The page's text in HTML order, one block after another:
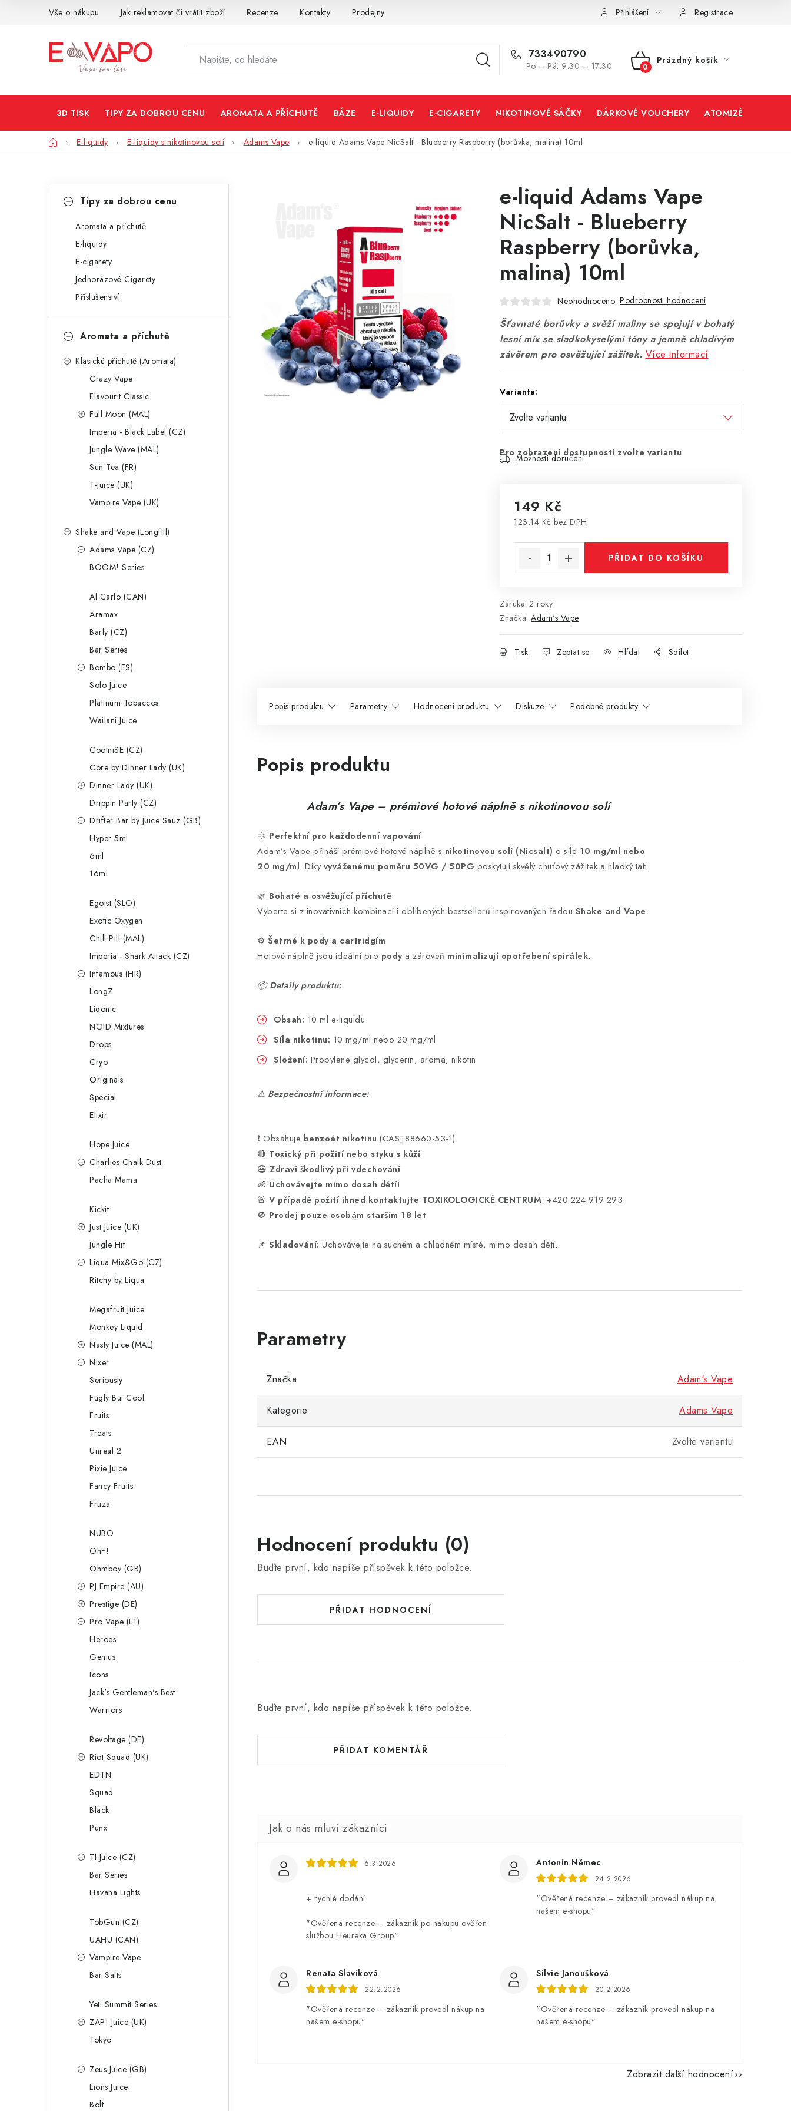
Vše o nákupu Jak reklamovat či vrátit zboží Recenze Kontakty Prodejny Přihlášení Registrace
733490790
Po – Pá: 9:30 – 17:30
NÁKUPNÍ
Prázdný košík
3D TISK TIPY ZA DOBROU CENU AROMATA A PŘÍCHUTĚ BÁZE E-LIQUIDY E-CIGARETY NIKOTINOVÉ SÁČKY DÁRKOVÉ VOUCHERY ATOMIZÉRY A
DomůE-liquidy E-liquidy s nikotinovou solí Adams Vape e-liquid Adams Vape NicSalt - Blueberry Raspberry (borůvka, malina) 10ml
n
kategorieTipy za dobrou cenu
Aromata a příchutě
E-liquidy
E-cigarety
Jednorázové Cigarety
Příslušenství
Aromata a příchutě
Klasické příchutě (Aromata)
Crazy Vape
Flavourit Classic
Full Moon (MAL)
Imperia - Black Label (CZ)
Jungle Wave (MAL)
Sun Tea (FR)
T-juice (UK)
Vampire Vape (UK)
Shake and Vape (Longfill)
Adams Vape (CZ)
BOOM! Series
Al Carlo (CAN)
Aramax
Barly (CZ)
Bar Series
Bombo (ES)
Solo Juice
Platinum Tobaccos
Wailani Juice
CoolniSE (CZ)
Core by Dinner Lady (UK)
Dinner Lady (UK)
Drippin Party (CZ)
Drifter Bar by Juice Sauz (GB)
Hyper 5ml
6ml
16ml
Egoist (SLO)
Exotic Oxygen
Chill Pill (MAL)
Imperia - Shark Attack (CZ)
Infamous (HR)
LongZ
Liqonic
NOID Mixtures
Drops
Cryo
Originals
Special
Elixir
Hope Juice
Charlies Chalk Dust
Pacha Mama
Kickit
Just Juice (UK)
Jungle Hit
Liqua Mix&Go (CZ)
Ritchy by Liqua
Megafruit Juice
Monkey Liquid
Nasty Juice (MAL)
Nixer
Seriously
Fugly But Cool
Fruits
Treats
Unreal 2
Pixie Juice
Fancy Fruits
Fruza
NUBO
OhF!
Ohmboy (GB)
PJ Empire (AU)
Prestige (DE)
Pro Vape (LT)
Heroes
Genius
Icons
Jack's Gentleman's Best
Warriors
Revoltage (DE)
Riot Squad (UK)
EDTN
Squad
Black
Punx
TI Juice (CZ)
Bar Series
Havana Lights
TobGun (CZ)
UAHU (CAN)
Vampire Vape
Bar Salts
Yeti Summit Series
ZAP! Juice (UK)
Tokyo
Zeus Juice (GB)
Lions Juice
Bolt
e-liquid Adams Vape
NicSalt - Blueberry
Raspberry (borůvka,
malina) 10ml
Neohodnoceno Podrobnosti hodnocení
Šťavnaté borůvky a svěží maliny se spojují v bohatý
lesní mix se sladkokyselými tóny a jemně chladivým
závěrem pro osvěžující zážitek. Více informací
Varianta:
Pro zobrazení dostupnosti zvolte variantu
Možnosti doručení
149 Kč
123,14 Kč bez DPH
PŘIDAT DO KOŠÍKU
Záruka: 2 roky
Značka: Adam's Vape
Tisk Zeptat se Hlídat Sdílet
Popis produktu Parametry Hodnocení produktu Diskuze Podobné produkty
Popis produktu
Adam’s Vape – prémiové hotové náplně s nikotinovou solí
💨 Perfektní pro každodenní vapování
Adam’s Vape přináší prémiové hotové náplně s nikotinovou solí (Nicsalt) o síle 10 mg/ml nebo
20 mg/ml. Díkyvyváženému poměru 50VG / 50PG poskytují skvělý chuťový zážitek a hladký tah.
🌿 Bohaté a osvěžující příchutě
Vyberte si z inovativních kombinací i oblíbených bestsellerů inspirovaných řadou Shake and Vape.
⚙️ Šetrné k pody a cartridgím
Hotové náplně jsou ideální pro podya zároveň minimalizují opotřebení spirálek.
📦Detaily produktu:
Obsah: 10 ml e-liquidu
Síla nikotinu: 10 mg/ml nebo 20 mg/ml
Složení: Propylene glycol, glycerin, aroma, nikotin
⚠ Bezpečnostní informace:
❗ Obsahuje benzoát nikotinu (CAS: 88660-53-1)
🔴 Toxický při požití nebo styku s kůží
😷 Zdraví škodlivý při vdechování
👶 Uchovávejte mimo dosah dětí!
🚨 V případě požití ihned kontaktujte TOXIKOLOGICKÉ CENTRUM: +420 224 919 293
🚫 Prodej pouze osobám starším 18 let
📌 Skladování: Uchovávejte na suchém a chladném místě, mimo dosah dětí.
Značka Adam's Vape
Kategorie Adams Vape
EAN Zvolte variantu
Hodnocení produktu (0)
Buďte první, kdo napíše příspěvek k této položce.
PŘIDAT HODNOCENÍ
Buďte první, kdo napíše příspěvek k této položce.
PŘIDAT KOMENTÁŘ
5.3.2026
+ rychlé dodání
"Ověřená recenze – zákazník po nákupu ověřen
službou Heureka Group"
Antonín Němec
24.2.2026
"Ověřená recenze – zákazník provedl nákup na
našem e-shopu"
Renata Slavíková
22.2.2026
"Ověřená recenze – zákazník provedl nákup na
našem e-shopu"
Silvie Janoušková
20.2.2026
"Ověřená recenze – zákazník provedl nákup na
našem e-shopu"
Zobrazit další hodnocení